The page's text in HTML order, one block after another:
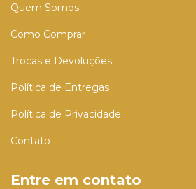
Quem Somos
Como Comprar
Trocas e Devoluções
Política de Entregas
Política de Privacidade
Contato
Entre em contato